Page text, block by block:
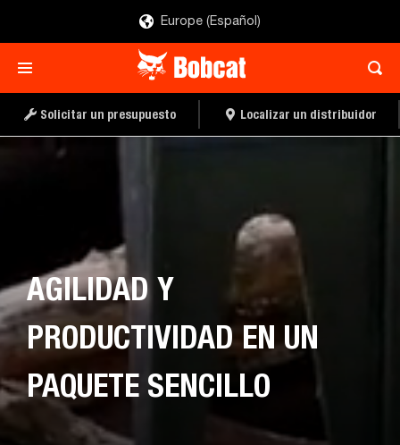
Europe (Español)
Solicitar un presupuesto Localizar un distribuidor
AGILIDAD Y
PRODUCTIVIDAD EN UN
PAQUETE SENCILLO
DISTRIBUIDOR